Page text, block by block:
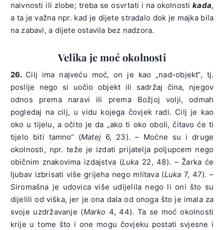
naivnosti ili zlobe; treba se osvrtati i na okolnostikada,
a ta je važna npr. kad je dijete stradalo dok je majka bila
na zabavi, a dijete ostavila bez nadzora.
Velika je moć okolnosti
26. Cilj ima najveću moć, on je kao „nad-objekt“, tj.
poslije nego si uočio objekt ili sadržaj čina, njegov
odnos prema naravi ili prema Božjoj volji, odmah
pogledaj na cilj, u vidu kojega čovjek radi. Cilj je kao
oko u tijelu, a očito je da „ako ti oko oboli, čitavo će ti
tijelo biti tamno“ (Matej 6, 23). – Moćne su i druge
okolnosti, npr. teže je izdati prijatelja poljupcem nego
običnim znakovima izdajstva (Luka 22, 48). – Žarka će
ljubav izbrisati više grijeha nego mlitava (Luka 7, 47). –
Siromašna je udovica više udijelila nego li oni što su
dijelili od viška, jer je ona dala od onoga što je imala za
svoje uzdržavanje (Marko 4, 44). Ta se moć okolnosti
krije u tome što i one mogu čovjeku postati svjesne i